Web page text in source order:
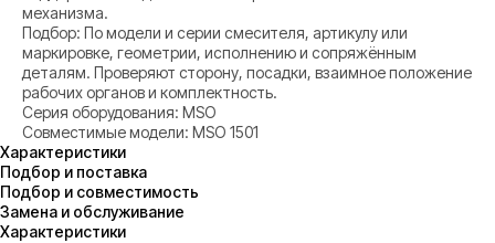
механизма.
Подбор: По модели и серии смесителя, артикулу или
маркировке, геометрии, исполнению и сопряжённым
деталям. Проверяют сторону, посадки, взаимное положение
рабочих органов и комплектность.
Серия оборудования: MSO
Совместимые модели: MSO 1501
Характеристики
Подбор и поставка
Подбор и совместимость
Замена и обслуживание
Характеристики